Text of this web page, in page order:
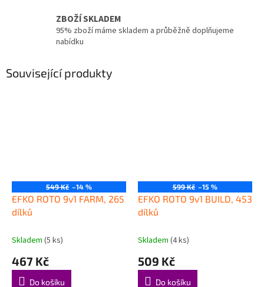
ZBOŽÍ SKLADEM
95% zboží máme skladem a průběžně doplňujeme
nabídku
Související produkty
549 Kč –14 %
EFKO ROTO 9v1 FARM, 265
dílků
Skladem (5 ks)
467 Kč
Do košíku
599 Kč –15 %
EFKO ROTO 9v1 BUILD, 453
dílků
Skladem (4 ks)
509 Kč
Do košíku